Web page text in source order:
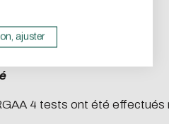
in eco-design.
Thank you for your contribution !
此問題用於測試您是否為人
4 tests ont été effectués
ajuster